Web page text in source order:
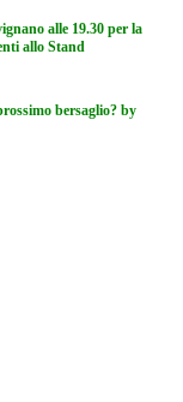
alle 19.30 per la
allo Stand
bersaglio? by